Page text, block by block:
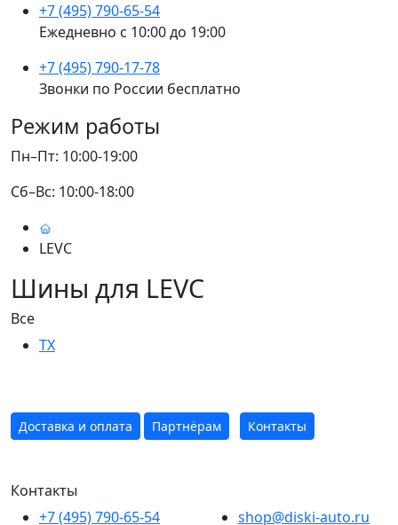
+7 (495) 790-65-54
Ежедневно с 10:00 до 19:00
+7 (495) 790-17-78
Звонки по России бесплатно
Режим работы
Пн–Пт: 10:00-19:00
Сб–Вс: 10:00-18:00
LEVC
Шины для LEVC
Все
TX
Доставка и оплата Партнёрам Контакты
Контакты
+7 (495) 790-65-54
shop@diski-auto.ru